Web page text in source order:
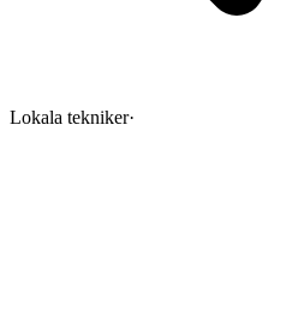
Lokala tekniker·